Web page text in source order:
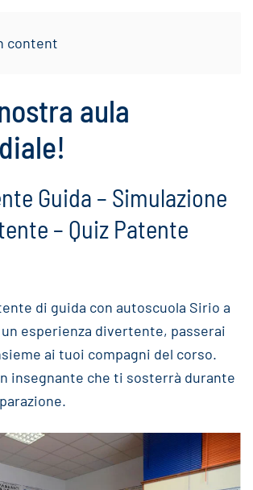
content
aula
Guida – Simulazione
– Quiz Patente
di guida con autoscuola Sirio a
esperienza divertente, passerai
ai tuoi compagni del corso.
insegnante che ti sosterrà durante